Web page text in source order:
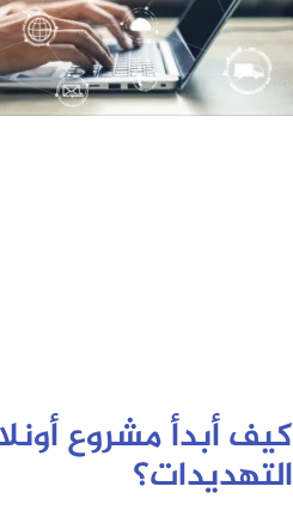
كيف أبدأ مشروع
التهديدات؟